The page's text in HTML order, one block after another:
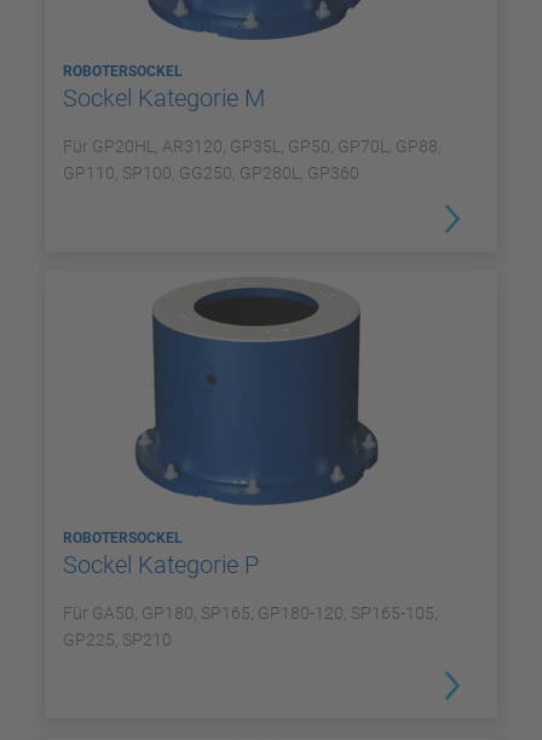
ROBOTERSOCKEL
Sockel Kategorie M
Für GP20HL, AR3120, GP35L, GP50, GP70L, GP88,
GP110, SP100, GG250, GP280L, GP360
ROBOTERSOCKEL
Sockel Kategorie P
Für GA50, GP180, SP165, GP180-120, SP165-105,
GP225, SP210